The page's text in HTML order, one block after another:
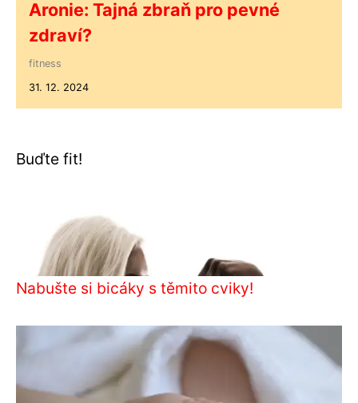
Aronie: Tajná zbraň pro pevné
zdraví?
fitness
31. 12. 2024
Buďte fit!
Nabušte si bicáky s těmito cviky!